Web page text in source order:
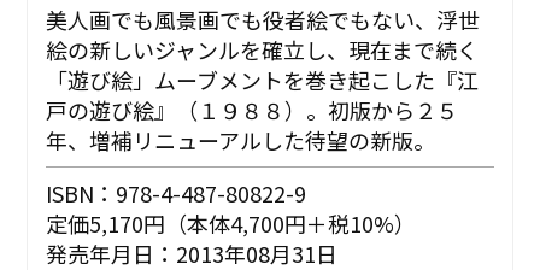
美人画でも風景画でも役者絵でもない、浮世
絵の新しいジャンルを確立し、現在まで続く
「遊び絵」ムーブメントを巻き起こした『江
戸の遊び絵』（１９８８）。初版から２５
年、増補リニューアルした待望の新版。
ISBN：978-4-487-80822-9
定価5,170円（本体4,700円＋税10%）
発売年月日：2013年08月31日